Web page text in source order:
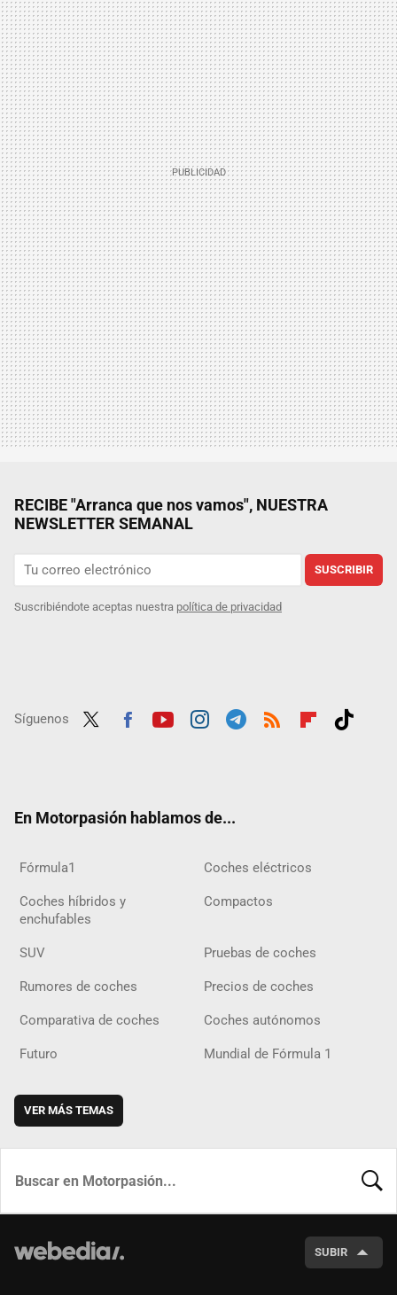
RECIBE "Arranca que nos vamos", NUESTRA
NEWSLETTER SEMANAL
SUSCRIBIR
Suscribiéndote aceptas nuestra política de privacidad
Síguenos
En Motorpasión hablamos de...
Fórmula1 Coches eléctricos
Coches híbridos y
enchufables
Compactos
SUV Pruebas de coches
Rumores de coches Precios de coches
Comparativa de coches Coches autónomos
Futuro Mundial de Fórmula 1
VER MÁS TEMAS
SUBIR